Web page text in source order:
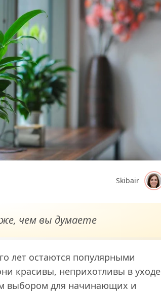
Skibair
чем вы думаете
лет остаются популярными
красивы, неприхотливы в уходе
выбором для начинающих и